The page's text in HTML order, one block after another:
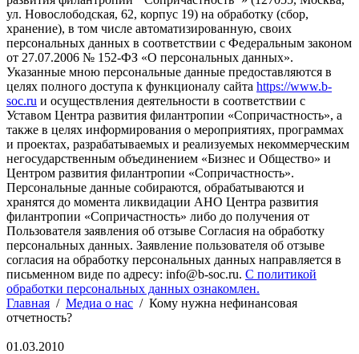
ул. Новослободская, 62, корпус 19) на обработку (сбор,
хранение), в том числе автоматизированную, своих
персональных данных в соответствии с Федеральным законом
от 27.07.2006 № 152-ФЗ «О персональных данных».
Указанные мною персональные данные предоставляются в
целях полного доступа к функционалу сайта https://www.b-
soc.ru и осуществления деятельности в соответствии с
Уставом Центра развития филантропии «Сопричастность», а
также в целях информирования о мероприятиях, программах
и проектах, разрабатываемых и реализуемых некоммерческим
негосударственным объединением «Бизнес и Общество» и
Центром развития филантропии «Сопричастность».
Персональные данные собираются, обрабатываются и
хранятся до момента ликвидации АНО Центра развития
филантропии «Сопричастность» либо до получения от
Пользователя заявления об отзыве Согласия на обработку
персональных данных. Заявление пользователя об отзыве
согласия на обработку персональных данных направляется в
письменном виде по адресу: info@b-soc.ru. С политикой
обработки персональных данных ознакомлен.
Главная / Медиа о нас / Кому нужна нефинансовая
отчетность?
01.03.2010